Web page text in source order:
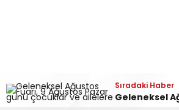
Sıradaki Haber